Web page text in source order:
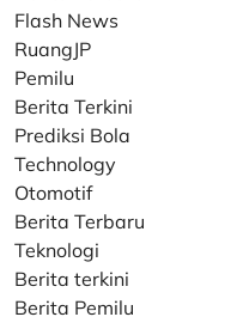
Flash News
RuangJP
Pemilu
Berita Terkini
Prediksi Bola
Technology
Otomotif
Berita Terbaru
Teknologi
Berita terkini
Berita Pemilu